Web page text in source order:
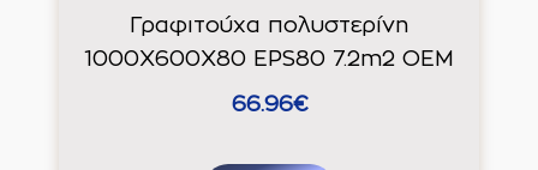
Γραφιτούχα πολυστερίνη
1000Χ600Χ80 EPS80 7.2m2 ΟΕΜ
66.96€